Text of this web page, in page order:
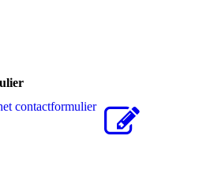
contactformulier